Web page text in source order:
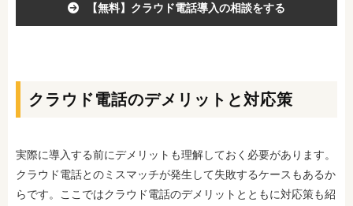
【無料】クラウド電話導入の相談をする
クラウド電話のデメリットと対応策
実際に導入する前にデメリットも理解しておく必要があります。
クラウド電話とのミスマッチが発生して失敗するケースもあるか
らです。ここではクラウド電話のデメリットとともに対応策も紹